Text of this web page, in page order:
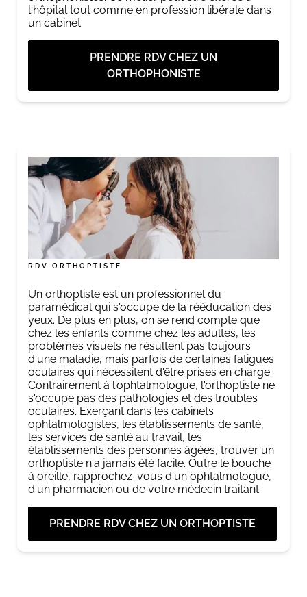
l'hôpital tout comme en profession libérale dans
un cabinet.
PRENDRE RDV CHEZ UN
ORTHOPHONISTE
RDV ORTHOPTISTE
Un orthoptiste est un professionnel du
paramédical qui s'occupe de la rééducation des
yeux. De plus en plus, on se rend compte que
chez les enfants comme chez les adultes, les
problèmes visuels ne résultent pas toujours
d'une maladie, mais parfois de certaines fatigues
oculaires qui nécessitent d'être prises en charge.
Contrairement à l'ophtalmologue, l'orthoptiste ne
s'occupe pas des pathologies et des troubles
oculaires. Exerçant dans les cabinets
ophtalmologistes, les établissements de santé,
les services de santé au travail, les
établissements des personnes âgées, trouver un
orthoptiste n'a jamais été facile. Outre le bouche
à oreille, rapprochez-vous d'un ophtalmologue,
d'un pharmacien ou de votre médecin traitant.
PRENDRE RDV CHEZ UN ORTHOPTISTE